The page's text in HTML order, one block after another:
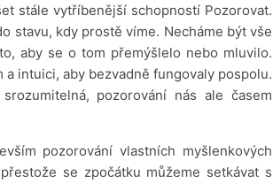
stále vytříbenější schopností Pozorovat.
stavu, kdy prostě víme. Necháme být vše
aby se o tom přemýšlelo nebo mluvilo.
intuici, aby bezvadně fungovaly pospolu.
pozorování nás ale časem
pozorování vlastních myšlenkových
se zpočátku můžeme setkávat s